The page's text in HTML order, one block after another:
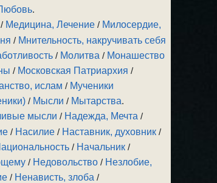
.
/ Медицина, Лечение / Милосердие,
/ Мнительность, накручивать себя
/ Молитва / Монашество
/ Московская Патриархия /
ислам / Мученики
/ Мысли / Мытарства.
мысли / Надежда, Мечта /
/ Насилие / Наставник, духовник /
/ Начальник /
/ Недовольство / Незлобие,
/ Ненависть, злоба /